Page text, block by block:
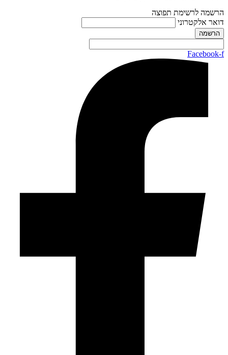
הרשמה לרשימת תפוצה
דואר אלקטרוני
Facebook-f